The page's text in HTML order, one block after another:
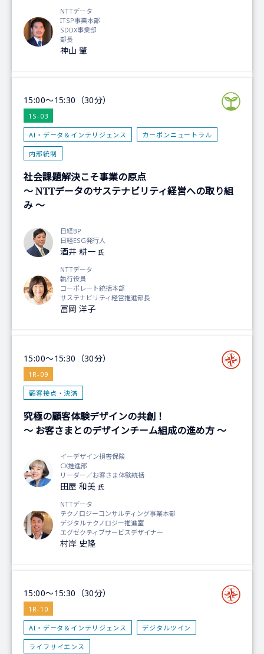
NTTデータ
ITSP事業本部
SDDX事業部
部長
神山 肇
15:00～15:30（30分）
1S-03
AI・データ＆インテリジェンス カーボンニュートラル
内部統制
社会課題解決こそ事業の原点
～ NTTデータのサステナビリティ経営への取り組
み ～
日経BP
日経ESG発行人
酒井 耕一 氏
NTTデータ
執行役員
コーポレート統括本部
サステナビリティ経営推進部長
冨岡 洋子
15:00～15:30（30分）
1R-09
顧客接点・決済
究極の顧客体験デザインの共創！
～ お客さまとのデザインチーム組成の進め方 ～
イーデザイン損害保険
CX推進部
リーダー／お客さま体験統括
田屋 和美 氏
NTTデータ
テクノロジーコンサルティング事業本部
デジタルテクノロジー推進室
エグゼクティブサービスデザイナー
村岸 史隆
15:00～15:30（30分）
1R-10
AI・データ＆インテリジェンス デジタルツイン
ライフサイエンス